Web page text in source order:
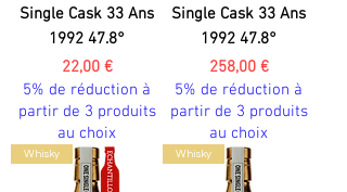
Single Cask 33 Ans
1992 47.8°
Prix
22,00 €
5% de réduction à
partir de 3 produits
au choix
Single Cask 33 Ans
1992 47.8°
Prix
258,00 €
5% de réduction à
partir de 3 produits
au choix
Whisky Whisky